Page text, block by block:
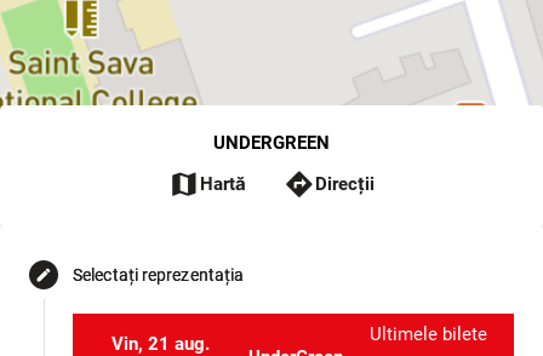
UNDERGREEN
map Hartă directionsDirecții
edit Selectați reprezentația
Vin, 21 aug.
Ultimele bilete